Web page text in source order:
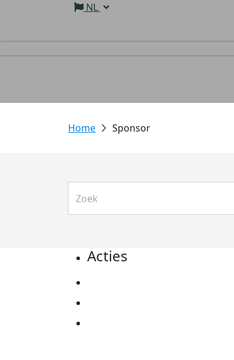
NL
Sponsor
Acties